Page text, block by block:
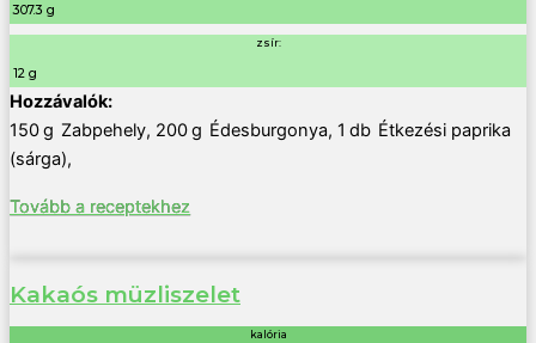
307.3 g
zsír:
12 g
150g Zabpehely, 200g Édesburgonya, 1 db Étkezési paprika
(sárga),
Tovább a receptekhez
Kakaós müzliszelet
kalória